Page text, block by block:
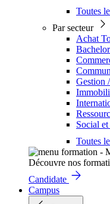
Toutes
Par secteur
Achat
Gestion
Social
Toutes
Découvre nos
Candidate
Campus